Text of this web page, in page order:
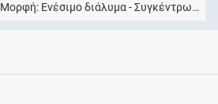
Μορφή Eνέσιμο διάλυμα Συγκέντρωση